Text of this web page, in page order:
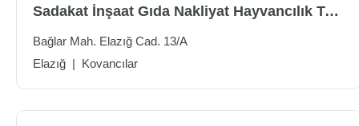
Sadakat İnşaat Gıda Nakliyat Hayvancılık Turizm Konfeksiyon Petrol Ürünleri Tic.ltd.şti.
Bağlar Mah. Elazığ Cad. 13/A
Elazığ | Kovancılar